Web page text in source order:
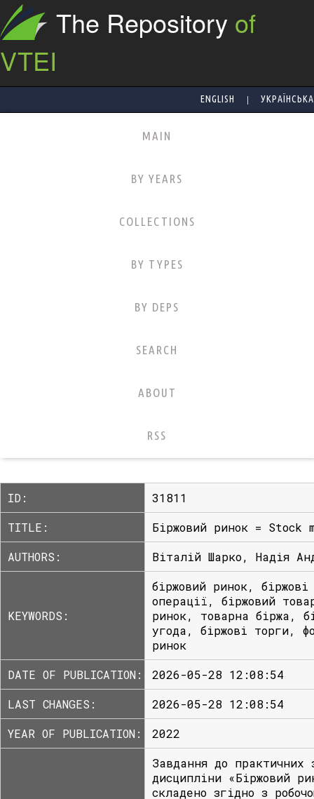
The Repository of
VTEI
ENGLISH | УКРАЇНСЬКА
MAIN
BY YEARS
COLLECTIONS
BY TYPES
BY DEPS
SEARCH
ABOUT
RSS
ID:
31811
TITLE:
Біржовий ринок = Stock
AUTHORS:
Віталій Шарко, Надія
KEYWORDS:
біржовий ринок, біржові
операції, біржовий
ринок, товарна біржа,
угода, біржові торги,
ринок
DATE OF PUBLICATION:
2026-05-28 12:08:54
LAST CHANGES:
2026-05-28 12:08:54
YEAR OF PUBLICATION:
2022
Завдання до практичних
дисципліни «Біржовий
складено згідно з